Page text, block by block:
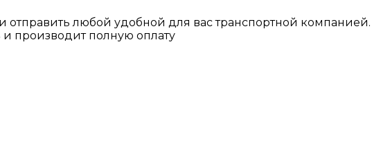
отправить любой удобной для вас транспортной компанией.
производит полную оплату